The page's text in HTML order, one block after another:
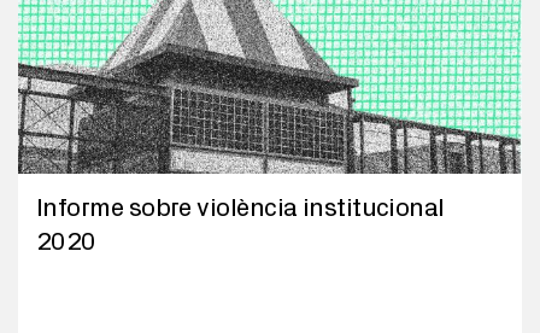
Informe sobre violència institucional
2020